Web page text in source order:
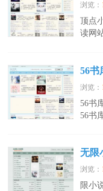
浏览：
顶点
读网
56书
浏览：
56书
56书
无限
浏览：
限小